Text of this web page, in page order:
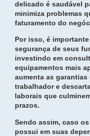
delicado é saudável
minimiza problemas
faturamento do
Por isso, é
segurança de seus
investindo em
equipamentos mais
aumenta as
trabalhador e
laborais que
prazos.
Sendo assim, caso
possui em suas